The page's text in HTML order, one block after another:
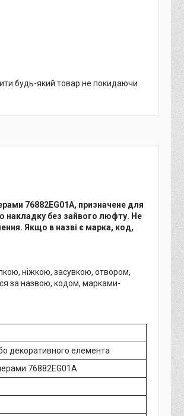
будь-який товар не покидаючи
76882EG01A, призначене для
накладку без зайвого люфту. Не
Якщо в назві є марка, код,
ніжкою, засувкою, отвором,
за назвою, кодом, марками-
декоративного елемента
76882EG01A